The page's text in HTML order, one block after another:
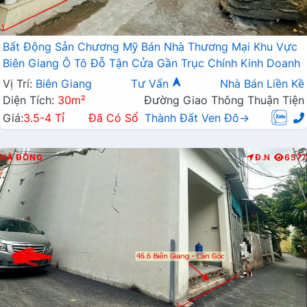
Bất Động Sản Chương Mỹ Bán Nhà Thương Mại Khu Vực
Biên Giang Ô Tô Đỗ Tận Cửa Gần Trục Chính Kinh Doanh
Vị Trí: Biên Giang Tư Vấn
Nhà Bán Liền Kề
Diện Tích: 30m²
Đường Giao Thông Thuận Tiện
Giá:3.5-4 Tỉ Đã Có Sổ Thành Đất Ven Đô→
HÀ ĐÔNG Đ.N 6577